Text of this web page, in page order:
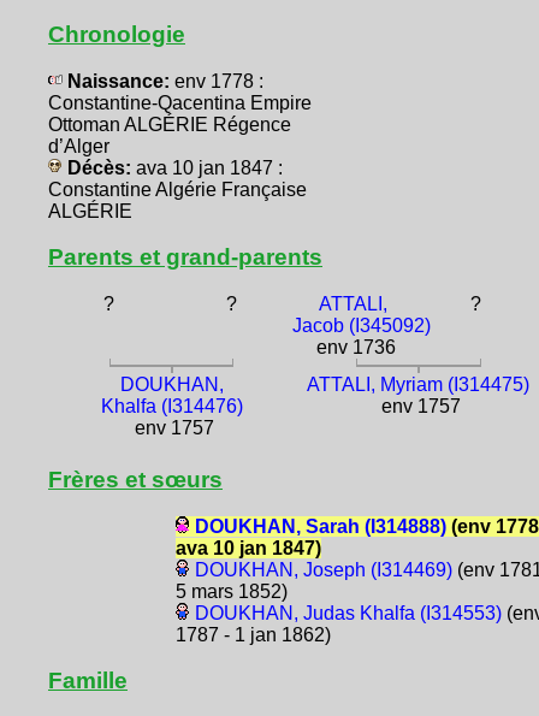
Chronologie
Naissance: env 1778 :
Constantine-Qacentina Empire
Ottoman ALGÉRIE Régence
d’Alger
Décès: ava 10 jan 1847 :
Constantine Algérie Française
ALGÉRIE
Parents et grand-parents
? ?
ATTALI,
Jacob (I345092)
env 1736
?
DOUKHAN,
Khalfa (I314476)
env 1757
ATTALI, Myriam (I314475)
env 1757
Frères et sœurs
DOUKHAN, Sarah (I314888)(env
ava 10 jan 1847)
DOUKHAN, Joseph (I314469)(env
5 mars 1852)
DOUKHAN, Judas Khalfa (I314553)
1787 - 1 jan 1862)
Famille